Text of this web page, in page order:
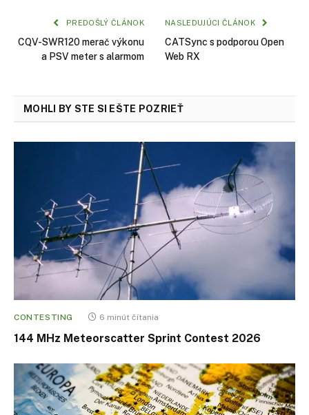
PREDOŠLÝ ČLÁNOK
CQV-SWR120 merač výkonu
a PSV meter s alarmom
NASLEDUJÚCI ČLÁNOK
CATSync s podporou Open
Web RX
MOHLI BY STE SI EŠTE POZRIEŤ
CONTESTING 6 minút čítania
144 MHz Meteorscatter Sprint Contest 2026